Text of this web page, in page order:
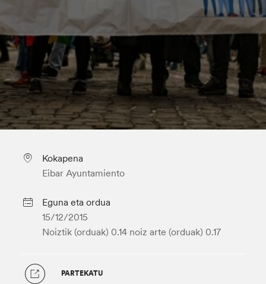
Kokapena
Eibar Ayuntamiento
Eguna eta ordua
15/12/2015
Noiztik (orduak) 0.14 noiz arte (orduak) 0.17
PARTEKATU